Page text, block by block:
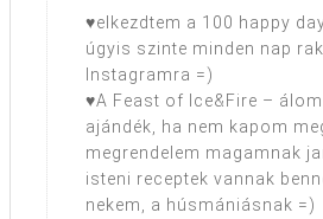
♥elkezdtem a 100 happy
úgyis szinte minden nap
Instagramra =)
♥A Feast of Ice&Fire –
ajándék, ha nem kapom
megrendelem magamnak
isteni receptek vannak
nekem, a húsmániásnak =)